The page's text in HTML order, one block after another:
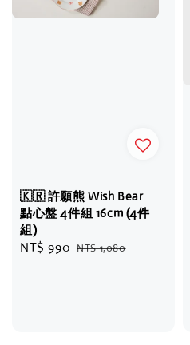
🇰🇷 許願熊 Wish Bear
點心盤 4件組 16cm (4件
組)
Sale
NT$ 990 Regular
NT$ 1,080